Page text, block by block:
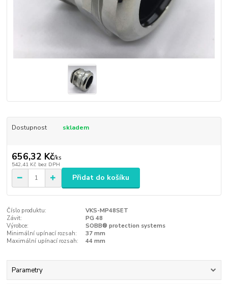
Dostupnost skladem
656,32 Kč/ks
542,41 Kč bez DPH
Přidat do košíku
Číslo produktu:
VKS-MP48SET
Závit:
PG 48
Výrobce:
SOBB® protection systems
Minimální upínací rozsah:
37 mm
Maximální upínací rozsah:
44 mm
Parametry